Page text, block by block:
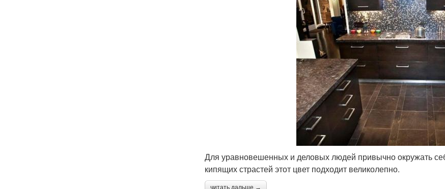
Для уравновешенных и деловых людей привычно окружать
кипящих страстей этот цвет подходит великолепно.
читать дальше →